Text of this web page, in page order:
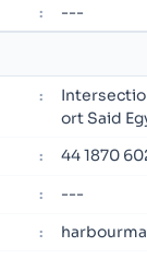
: ---
:
ort Said
: 44 1870
: ---
: